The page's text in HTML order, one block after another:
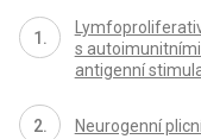
s
antigenní
Neurogenní